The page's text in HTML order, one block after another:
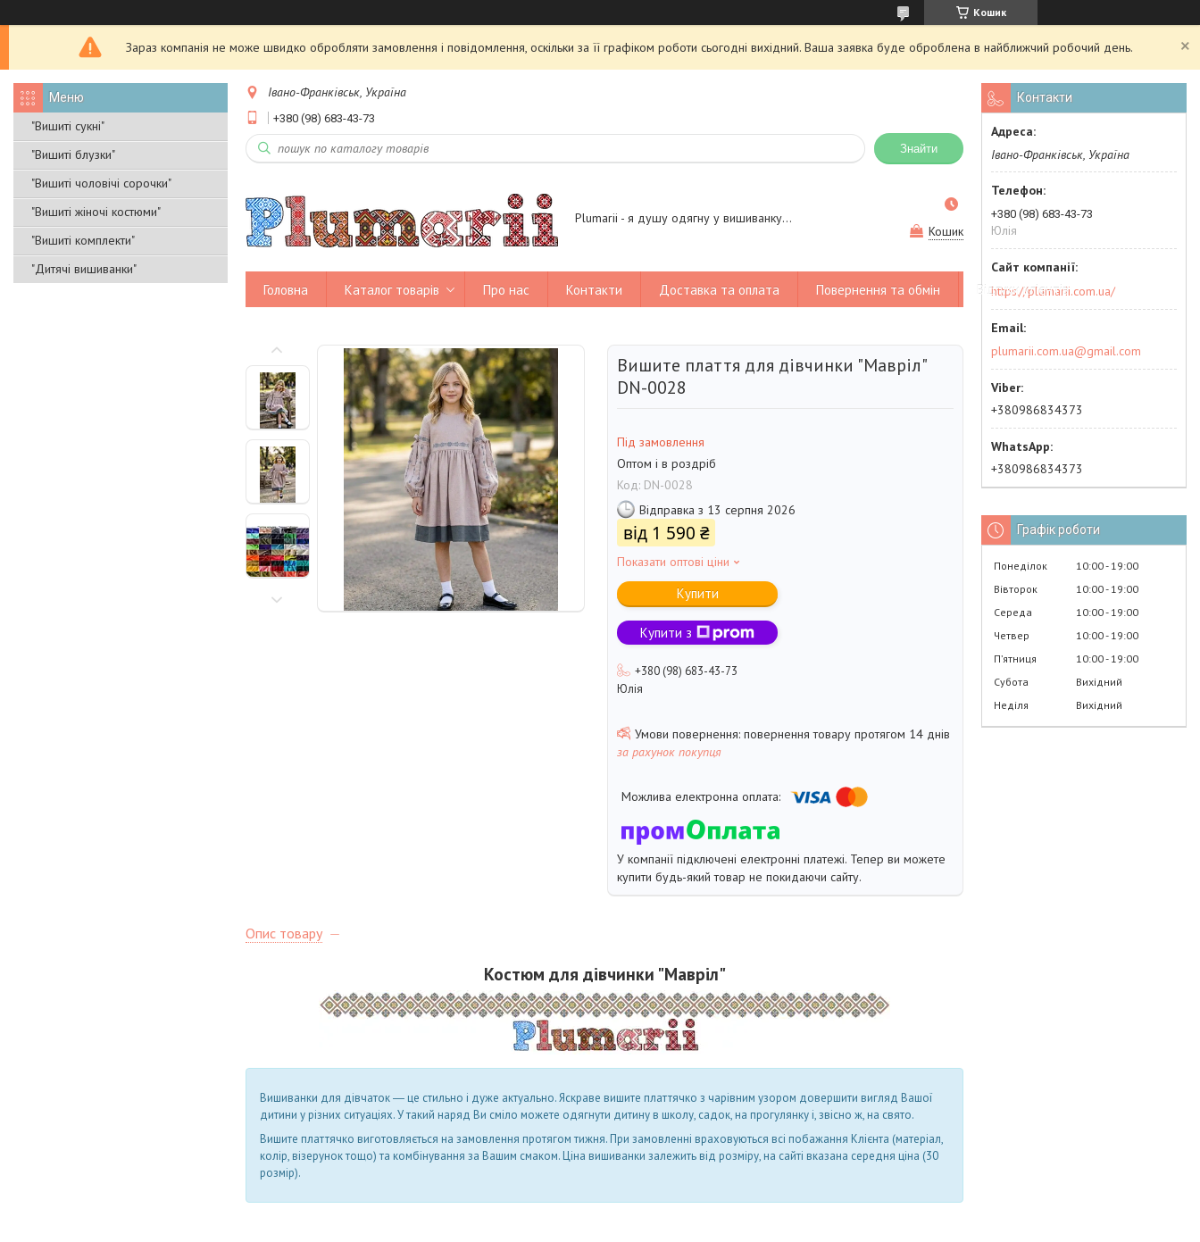
Кошик
Зараз компанія не може швидко обробляти замовлення і повідомлення, оскільки за її графіком роботи сьогодні вихідний. Ваша заявка буде оброблена в найближчий робочий день.
"Вишиті сукні"
"Вишиті блузки"
"Вишиті чоловічі сорочки"
"Вишиті жіночі костюми"
"Вишиті комплекти"
"Дитячі вишиванки"
Івано-Франківськ, Україна
+380 (98) 683-43-73
Знайти
Plumarii - я душу одягну у вишиванку...
Кошик
Головна Каталог товарів Про нас Контакти Доставка та оплата Повернення та обмін Відгуки клієнтів
Вишите плаття для дівчинки "Мавріл"
DN-0028
Під замовлення
Оптом і в роздріб
Код: DN-0028
Відправка з 13 серпня 2026
від 1 590 ₴
Показати оптові ціни
Купити
Купити з
+380 (98) 683-43-73
Юлія
повернення товару протягом 14 днів
за рахунок покупця
У компанії підключені електронні платежі. Тепер ви можете
купити будь-який товар не покидаючи сайту.
Опис товару
Костюм для дівчинки "Мавріл"
Вишиванки для дівчаток ― це стильно і дуже актуально. Яскраве вишите платтячко з чарівним узором довершити вигляд Вашої
дитини у різних ситуаціях. У такий наряд Ви сміло можете одягнути дитину в школу, садок, на прогулянку і, звісно ж, на свято.
Вишите платтячко виготовляється на замовлення протягом тижня. При замовленні враховуються всі побажання Клієнта (матеріал,
колір, візерунок тощо) та комбінування за Вашим смаком. Ціна вишиванки залежить від розміру, на сайті вказана середня ціна (30
розмір).
Контакти
Івано-Франківськ, Україна
+380 (98) 683-43-73
Юлія
https://plumarii.com.ua/
plumarii.com.ua@gmail.com
+380986834373
+380986834373
Графік роботи
Понеділок 10:00 19:00
Вівторок
10:00 19:00
Середа
10:00 19:00
Четвер
10:00 19:00
Пʼятниця
10:00 19:00
Субота
Вихідний
Неділя
Вихідний